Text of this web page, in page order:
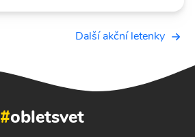
Další akční letenky
#obletsvet